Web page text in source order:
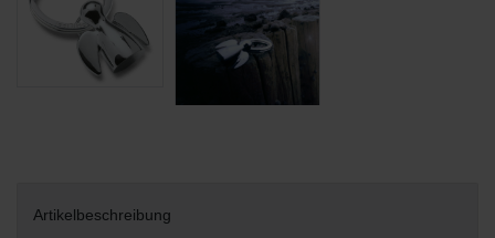
Artikelbeschreibung